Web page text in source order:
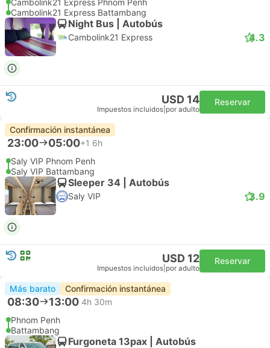
Cambolink21 Express Phnom Penh
Cambolink21 Express Battambang
Night Bus | Autobús
Cambolink21 Express 4.3
USD 14
Impuestos incluidos por adulto
Reservar
Confirmación instantánea
23:00 05:00+1 6h
Saly VIP Phnom Penh
Saly VIP Battambang
Sleeper 34 | Autobús
Saly VIP 3.9
USD 12
Impuestos incluidos por adulto
Reservar
Más barato Confirmación instantánea
08:30 13:00 4h 30m
Phnom Penh
Battambang
Furgoneta 13pax | Autobús